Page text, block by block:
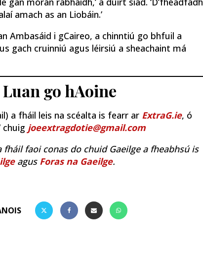
amach as an Liobáin.’
Ambasáid i gCaireo, a chinntiú go bhfuil a
gach cruinniú agus léirsiú a sheachaint má
go hAoine
a fháil leis na scéalta is fearr ar ExtraG.ie, ó
chuig joeextragdotie@gmail.com
faoi conas do chuid Gaeilge a fheabhsú is
agus Foras na Gaeilge.